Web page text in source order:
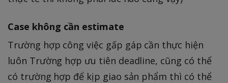
Case không cần estimate
Trường hợp công việc gấp gáp cần thực hiện
luôn Trường hợp ưu tiên deadline, cũng có thể
có trường hợp để kịp giao sản phẩm thì có thể